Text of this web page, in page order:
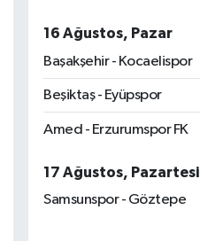
16 Ağustos, Pazar
Başakşehir - Kocaelispor
Beşiktaş - Eyüpspor
Amed - Erzurumspor FK
17 Ağustos, Pazartesi
Samsunspor - Göztepe